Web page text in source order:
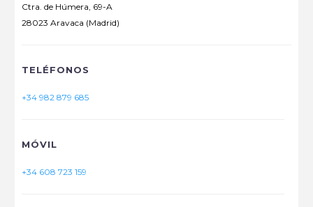
Ctra. de Húmera, 69-A
28023 Aravaca (Madrid)
TELÉFONOS
+34 982 879 685
MÓVIL
+34 608 723 159